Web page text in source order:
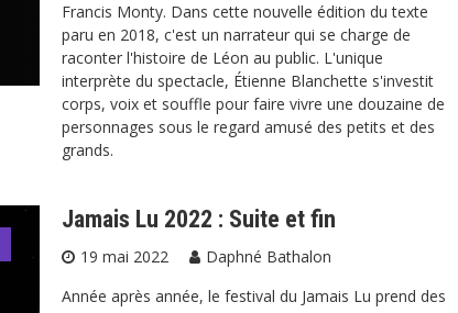
Francis Monty. Dans cette nouvelle édition du texte
paru en 2018, c'est un narrateur qui se charge de
raconter l'histoire de Léon au public. L'unique
interprète du spectacle, Étienne Blanchette s'investit
corps, voix et souffle pour faire vivre une douzaine de
personnages sous le regard amusé des petits et des
grands.
Jamais Lu 2022 : Suite et fin
19 mai 2022
Daphné Bathalon
Année après année, le festival du Jamais Lu prend des